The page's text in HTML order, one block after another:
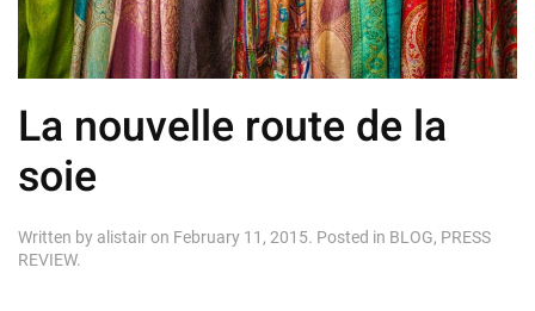
La nouvelle route de la
soie
Written by alistairon February 11, 2015. Posted in BLOG, PRESS
REVIEW.